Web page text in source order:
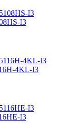
I3
4KL-I3
I3